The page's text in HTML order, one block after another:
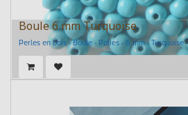
Boule 6 mm Turquoise
Perles en bois - Boule - Polies - 6 mm - Turquoise